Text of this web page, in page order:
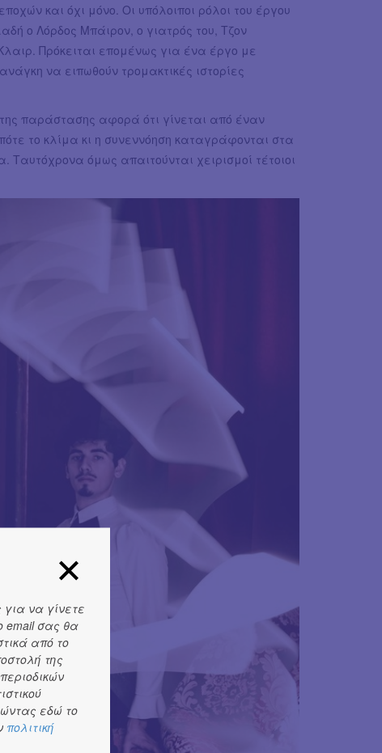
και όχι μόνο. Οι υπόλοιποι ρόλοι του έργου
ο Λόρδος Μπάιρον, ο γιατρός του, Τζον
Πρόκειται επομένως για ένα έργο με
να ειπωθούν τρομακτικές ιστορίες
παράστασης αφορά ότι γίνεται από έναν
το κλίμα κι η συνεννόηση καταγράφονται στα
όμως απαιτούνται χειρισμοί τέτοιοι
να γίνετε
email σας θα
από το
της
εδώ το
πολιτική